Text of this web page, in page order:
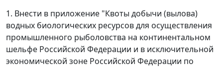
1. Внести в приложение "Квоты добычи (вылова)
водных биологических ресурсов для осуществления
промышленного рыболовства на континентальном
шельфе Российской Федерации и в исключительной
экономической зоне Российской Федерации по